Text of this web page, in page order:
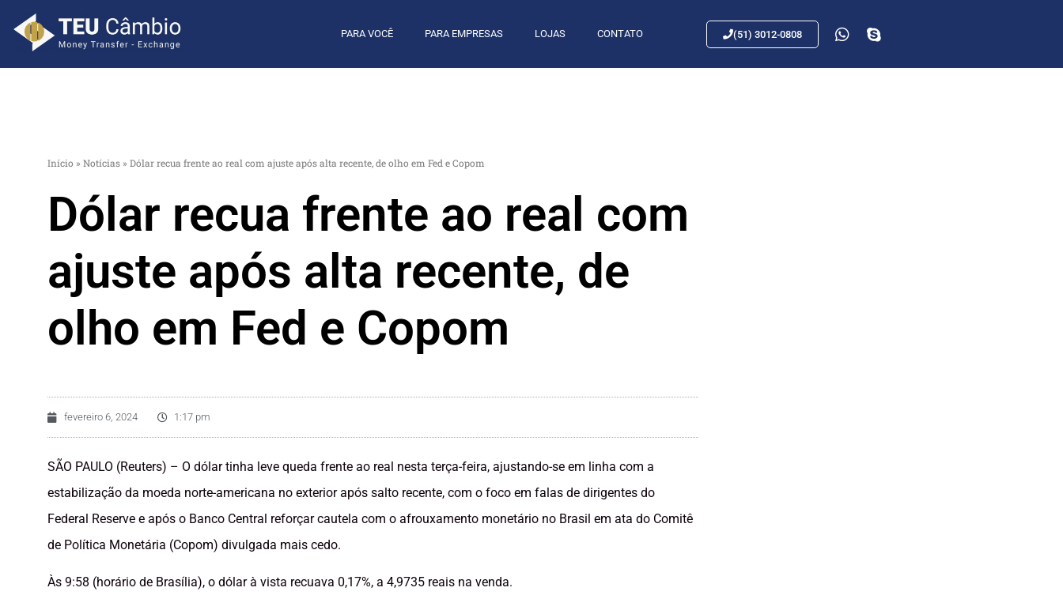
PARA VOCÊ PARA EMPRESAS LOJAS CONTATO (51) 3012-0808
Início » Notícias » Dólar recua frente ao real com ajuste após alta recente, de olho em Fed e Copom
Dólar recua frente ao real com
ajuste após alta recente, de
olho em Fed e Copom
fevereiro 6, 2024 1:17 pm
SÃO PAULO (Reuters) – O dólar tinha leve queda frente ao real nesta terça-feira, ajustando-se em linha com a
estabilização da moeda norte-americana no exterior após salto recente, com o foco em falas de dirigentes do
Federal Reserve e após o Banco Central reforçar cautela com o afrouxamento monetário no Brasil em ata do Comitê
de Política Monetária (Copom) divulgada mais cedo.
Às 9:58 (horário de Brasília), o dólar à vista recuava 0,17%, a 4,9735 reais na venda.